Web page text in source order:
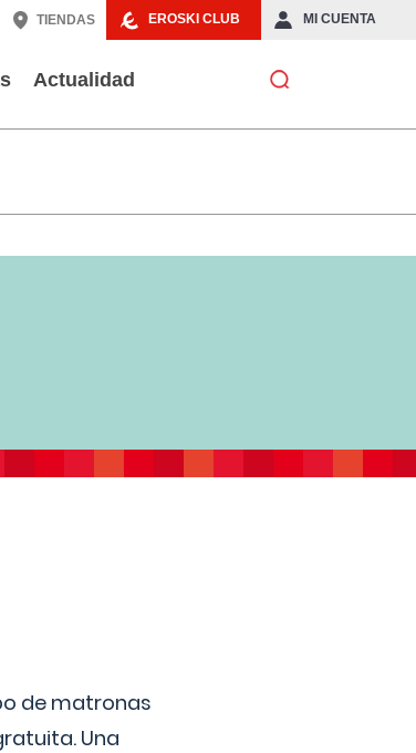
EROSKI CLUB MI CUENTA
TIENDAS
Actualidad
de matronas
Una